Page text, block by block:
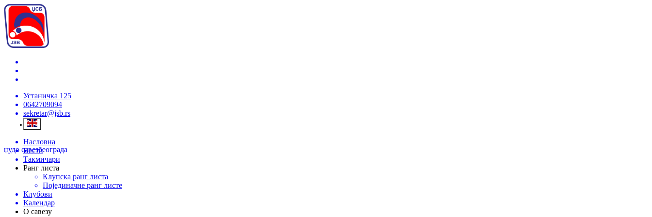
Устаничка 125
0642709094
sekretar@jsb.rs
џудо савезбеограда
Насловна
Вести
Такмичари
Ранг листа
Клупска ранг листа
Појединачне ранг листе
Клубови
Календар
О савезу